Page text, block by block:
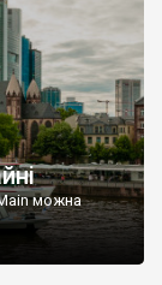
можна